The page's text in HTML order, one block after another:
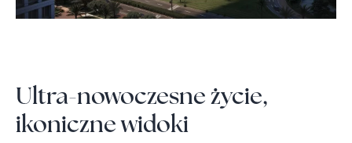
Ultra-nowoczesne życie,
ikoniczne widoki